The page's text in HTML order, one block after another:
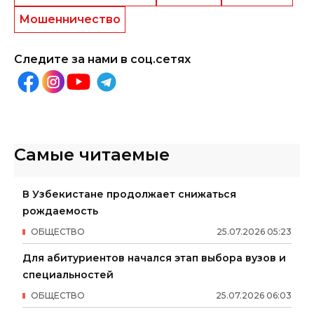
Мошенничество
Следите за нами в соц.сетях
Самые читаемые
В Узбекистане продолжает снижаться
рождаемость
25.07.2026 05:23
ОБЩЕСТВО
Для абитуриентов начался этап выбора вузов и
специальностей
25.07.2026 06:03
ОБЩЕСТВО